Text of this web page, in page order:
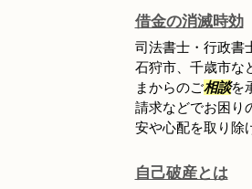
借金の消滅時効
司法書士・行政書
石狩市、千歳市な
まからのご相談を
請求などでお困り
安や心配を取り除
自己破産とは